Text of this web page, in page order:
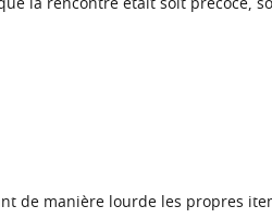
la rencontre était soit précoce,
de manière lourde les propres